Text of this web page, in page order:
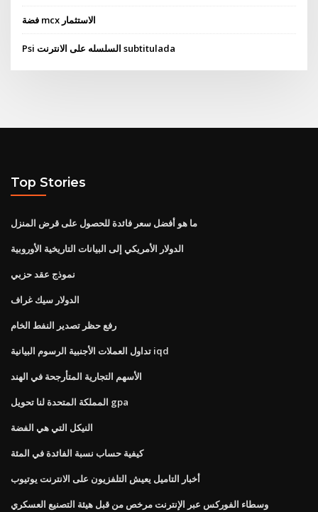
فضة mcx الاستثمار
Psi السلسله على الانترنت subtitulada
Top Stories
ما هو أفضل سعر فائدة للحصول على قرض المنزل
الدولار الأمريكي إلى البيانات التاريخية الأوروبية
نموذج عقد حزبي
الدولار سيك غراف
رفع حظر تصدير النفط الخام
تداول العملات الأجنبية الرسوم البيانية iqd
الأسهم التجارية المتأرجحة في الهند
المملكة المتحدة لنا تحويل gpa
النيكل التي هي الفضة
كيفية حساب نسبة الفائدة في المئة
أخبار التاميل يعيش التلفزيون على الانترنت يوتيوب
وسطاء الفوركس عبر الإنترنت مرخص من قبل هيئة التصنيع العسكري